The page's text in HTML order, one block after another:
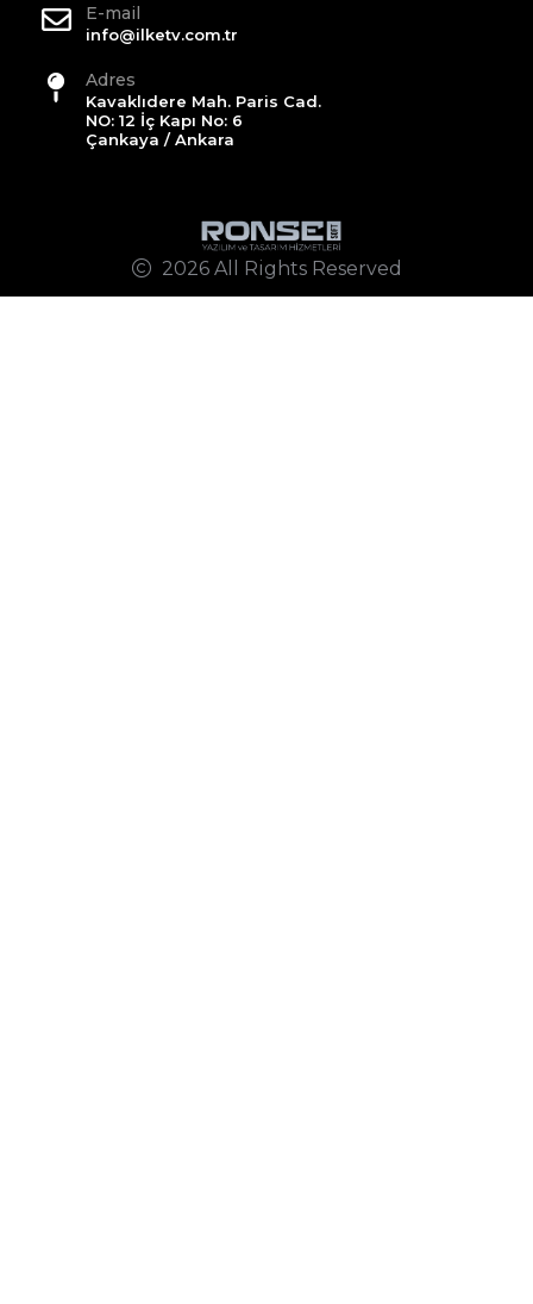
E-mail
info@ilketv.com.tr
Adres
Kavaklıdere Mah. Paris Cad.
NO: 12 İç Kapı No: 6
Çankaya / Ankara
2026 All Rights Reserved